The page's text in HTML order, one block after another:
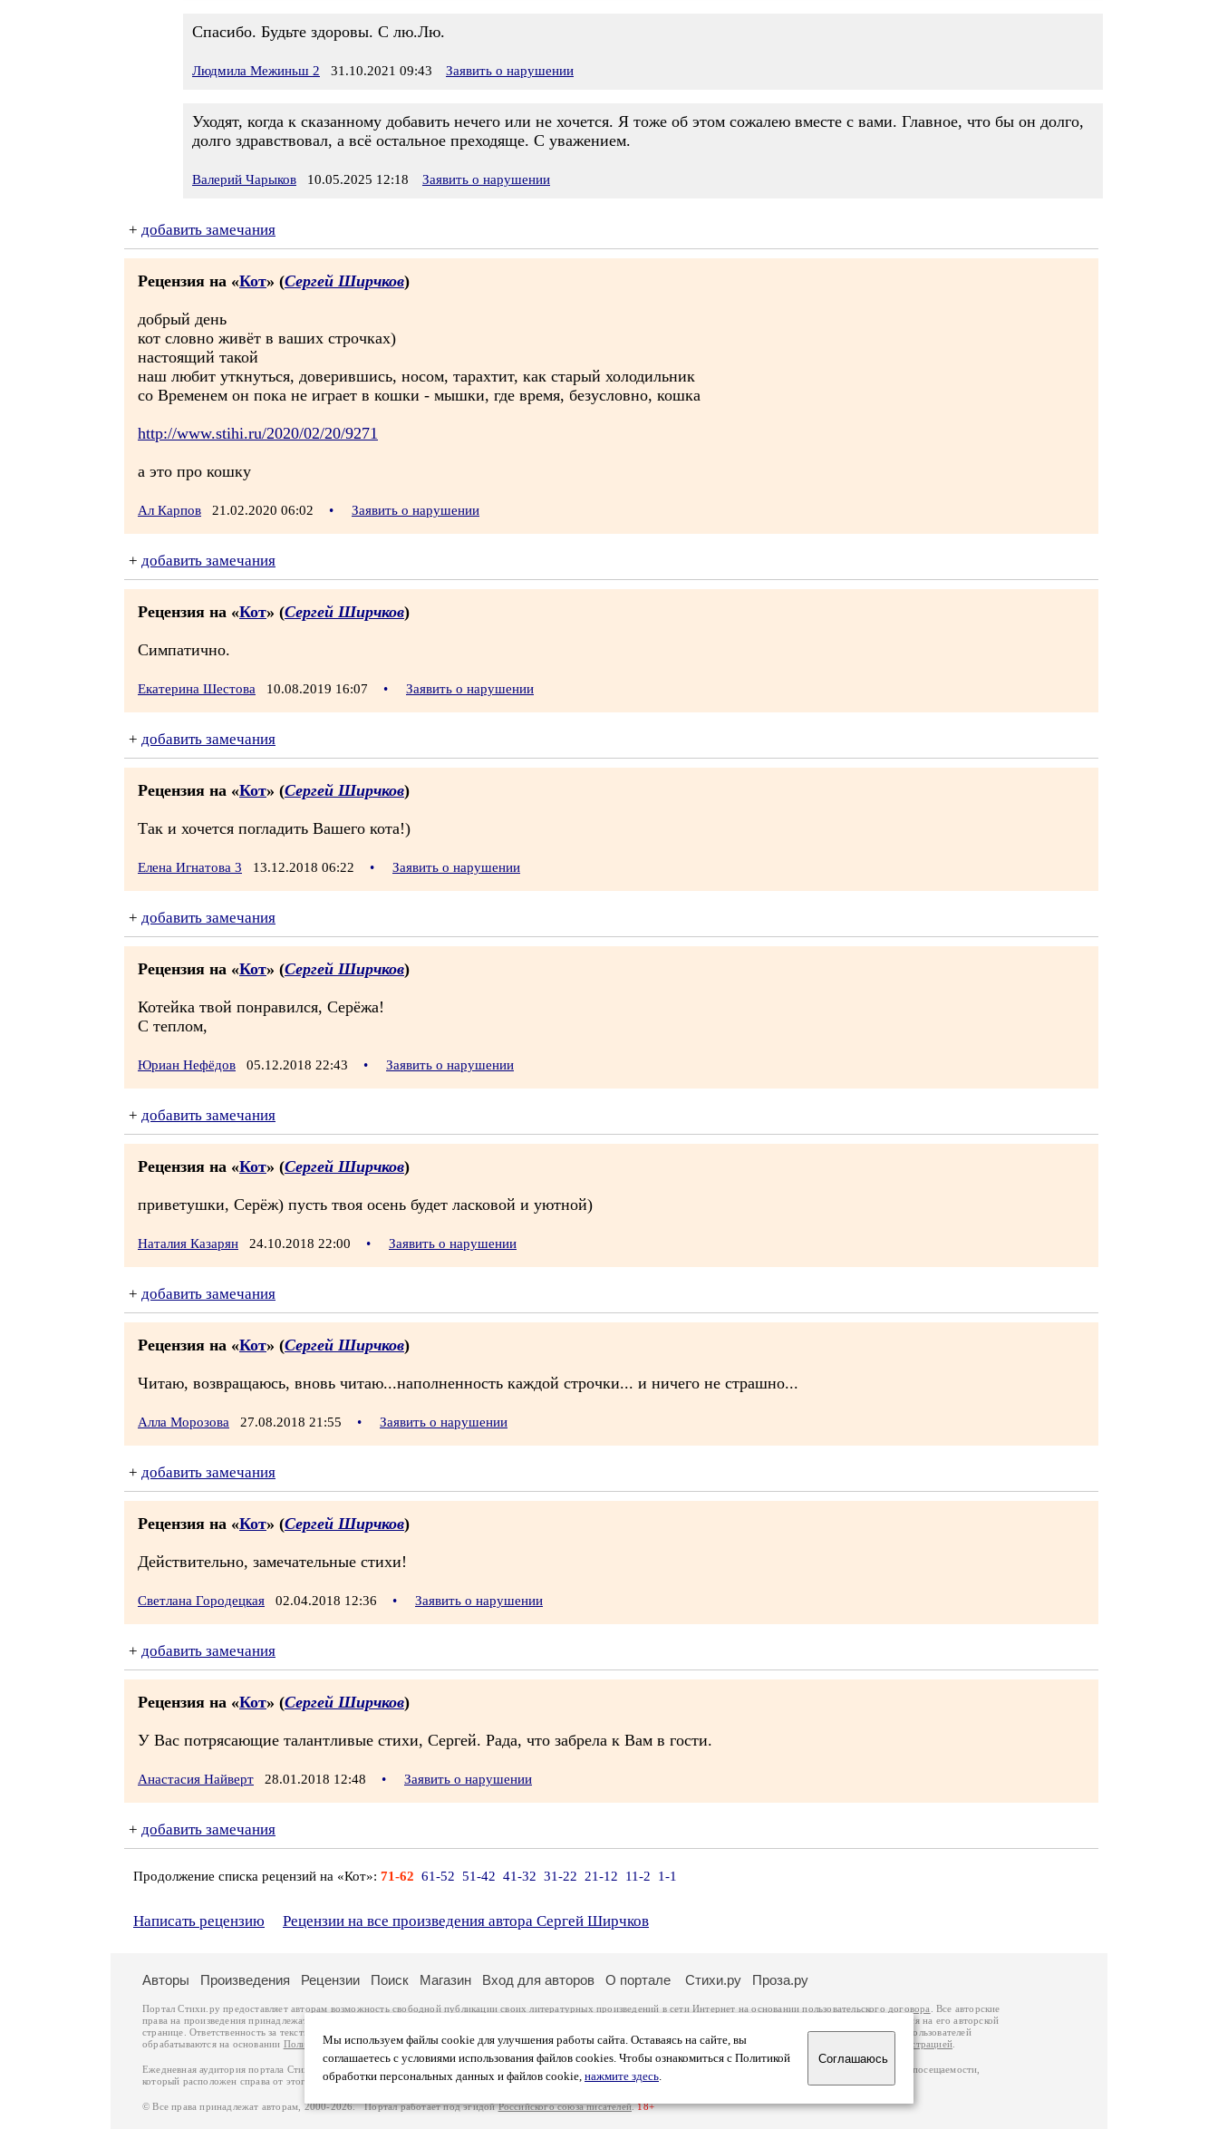
Спасибо. Будьте здоровы. С лю.Лю.
Людмила Межиньш 2 31.10.2021 09:43 Заявить о нарушении
Уходят, когда к сказанному добавить нечего или не хочется. Я тоже об этом сожалею вместе с вами. Главное, что бы он долго,
долго здравствовал, а всё остальное преходяще. С уважением.
Валерий Чарыков 10.05.2025 12:18 Заявить о нарушении
+ добавить замечания
Рецензия на «Кот» (Сергей Ширчков)
добрый день
кот словно живёт в ваших строчках)
настоящий такой
наш любит уткнуться, доверившись, носом, тарахтит, как старый холодильник
со Временем он пока не играет в кошки - мышки, где время, безусловно, кошка
http://www.stihi.ru/2020/02/20/9271
а это про кошку
Ал Карпов 21.02.2020 06:02 • Заявить о нарушении
+ добавить замечания
Рецензия на «Кот» (Сергей Ширчков)
Симпатично.
Екатерина Шестова 10.08.2019 16:07 • Заявить о нарушении
+ добавить замечания
Рецензия на «Кот» (Сергей Ширчков)
Так и хочется погладить Вашего кота!)
Елена Игнатова 3 13.12.2018 06:22 • Заявить о нарушении
+ добавить замечания
Рецензия на «Кот» (Сергей Ширчков)
Котейка твой понравился, Серёжа!
С теплом,
Юриан Нефёдов 05.12.2018 22:43 • Заявить о нарушении
+ добавить замечания
Рецензия на «Кот» (Сергей Ширчков)
приветушки, Серёж) пусть твоя осень будет ласковой и уютной)
Наталия Казарян 24.10.2018 22:00 • Заявить о нарушении
+ добавить замечания
Рецензия на «Кот» (Сергей Ширчков)
Читаю, возвращаюсь, вновь читаю...наполненность каждой строчки... и ничего не страшно...
Алла Морозова 27.08.2018 21:55 • Заявить о нарушении
+ добавить замечания
Рецензия на «Кот» (Сергей Ширчков)
Действительно, замечательные стихи!
Светлана Городецкая 02.04.2018 12:36 • Заявить о нарушении
+ добавить замечания
Рецензия на «Кот» (Сергей Ширчков)
У Вас потрясающие талантливые стихи, Сергей. Рада, что забрела к Вам в гости.
Анастасия Найверт 28.01.2018 12:48 • Заявить о нарушении
+ добавить замечания
Продолжение списка рецензий на «Кот»: 71-62 61-52 51-42 41-32 31-22 21-12 11-2 1-1
Написать рецензию Рецензии на все произведения автора Сергей Ширчков
Мы используем файлы cookie для улучшения работы сайта. Оставаясь на сайте, вы
соглашаетесь с условиями использования файлов cookies. Чтобы ознакомиться с Политикой
обработки персональных данных и файлов cookie, нажмите здесь.
Соглашаюсь
Авторы Произведения Рецензии Поиск Магазин Вход для авторов О портале Стихи.ру Проза.ру
Портал Стихи.ру предоставляет авторам возможность свободной публикации своих литературных произведений в сети Интернет на основаниипользовательского договора
. Все авторские
права на произведения принадлежат авторам и охраняются
. Перепечатка произведений возможна только с согласия его автора, к которому вы можете обратиться на его авторской
странице. Ответственность за тексты произведений авторы несут самостоятельно на основании
законодательства Российской Федерации. Данные пользователей
обрабатываются на основании Политики обработки персональных данных. Вы также можете посмотреть более подробнуюинформацию о портале связаться с администрацией
Ежедневная аудитория портала Стихи.ру – порядка 200 тысяч посетителей, которые в общей сумме просматривают более двух миллионов страниц по данным счетчика посещаемости,
который расположен справа от этого текста. В каждой графе указано по две цифры: количество просмотров и количество посетителей.
© Все права принадлежат авторам, 2000-2026. Портал работает под эгидойРоссийского союза писателей.18+